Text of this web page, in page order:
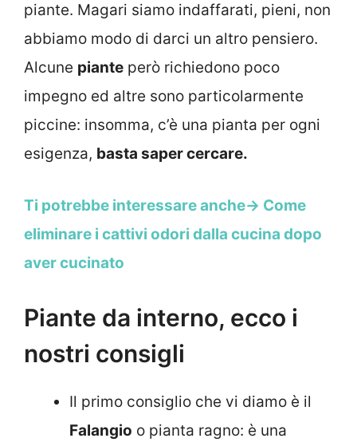
piante. Magari siamo indaffarati, pieni, non
abbiamo modo di darci un altro pensiero.
Alcune piante però richiedono poco
impegno ed altre sono particolarmente
piccine: insomma, c’è una pianta per ogni
esigenza, basta saper cercare.
Ti potrebbe interessare anche-> Come
eliminare i cattivi odori dalla cucina dopo
aver cucinato
Piante da interno, ecco i
nostri consigli
Il primo consiglio che vi diamo è il
Falangio o pianta ragno: è una